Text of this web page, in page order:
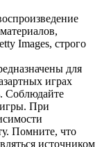
Images, строго
для
играх
Соблюдайте
При
Помните, что
источником